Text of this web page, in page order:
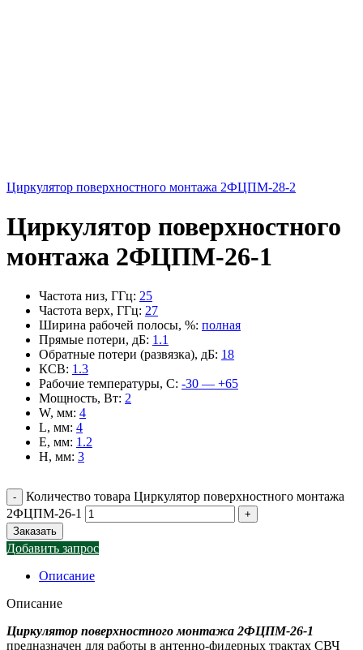
Циркулятор поверхностного монтажа 2ФЦПМ-28-2
Циркулятор поверхностного
монтажа 2ФЦПМ-26-1
Частота низ, ГГц: 25
Частота верх, ГГц: 27
Ширина рабочей полосы, %: полная
Прямые потери, дБ: 1.1
Обратные потери (развязка), дБ: 18
КСВ: 1.3
Рабочие температуры, С: -30 — +65
Мощность, Вт: 2
W, мм: 4
L, мм: 4
E, мм: 1.2
H, мм: 3
Количество товара Циркулятор поверхностного монтажа
2ФЦПМ-26-1
Заказать
Добавить запрос
Описание
Описание
Циркулятор поверхностного монтажа 2ФЦПМ-26-1
предназначен для работы в антенно-фидерных трактах СВЧ